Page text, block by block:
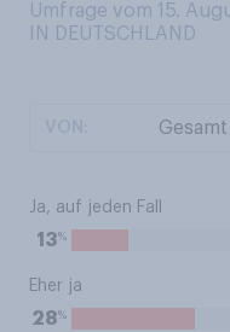
Umfrage vom 15.
IN DEUTSCHLAND
Ja, auf jeden Fall
13%
Eher ja
28%